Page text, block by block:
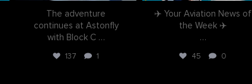
The adventure
continues at Astonfly
with Block C …
137 1
✈️ Your Aviation News of
the Week ✈️
…
45 0